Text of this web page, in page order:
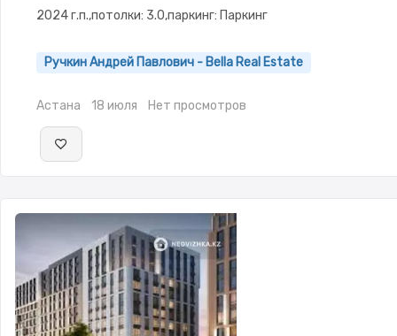
2024 г.п.,потолки: 3.0,паркинг: Паркинг
Ручкин Андрей Павлович - Bella Real Estate
Астана 18 июля Нет просмотров